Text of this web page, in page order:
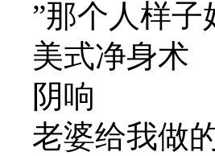
”那个人样子
美式净身术
阴响
老婆给我做